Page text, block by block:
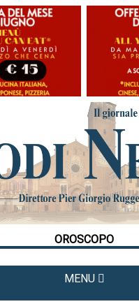
OROSCOPO
MENU
HOME
CRONACA
POLITICA
LA FOTO
METEO
CULTURA